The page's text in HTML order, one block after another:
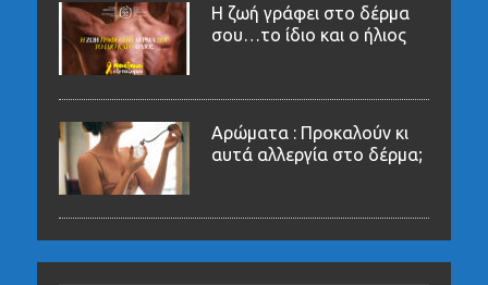
Η ζωή γράφει στο δέρμα
σου…το ίδιο και ο ήλιος
Αρώματα : Προκαλούν κι
αυτά αλλεργία στο δέρμα;